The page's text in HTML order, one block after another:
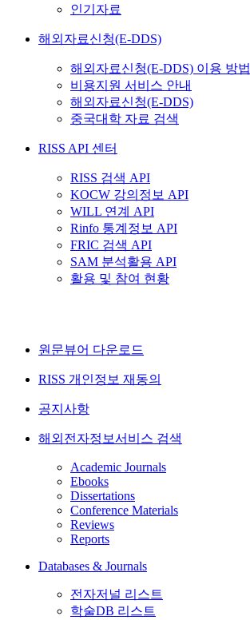
인기자료
해외자료신청(E-DDS)
해외자료신청(E-DDS) 이용 방법
비용지원 서비스 안내
해외자료신청(E-DDS)
중국대학 자료 검색
RISS API 센터
RISS 검색 API
KOCW 강의정보 API
WILL 연계 API
Rinfo 통계정보 API
FRIC 검색 API
SAM 분석활용 API
활용 및 참여 현황
원문뷰어 다운로드
RISS 개인정보 재동의
공지사항
해외전자정보서비스 검색
Academic Journals
Ebooks
Dissertations
Conference Materials
Reviews
Reports
Databases & Journals
전자저널 리스트
학술DB 리스트